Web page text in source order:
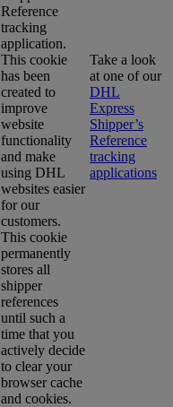
Reference
tracking
application.
This cookie
has been
created to
improve
website
functionality
and make
using DHL
websites easier
for our
customers.
This cookie
permanently
stores all
shipper
references
until such a
time that you
actively decide
to clear your
browser cache
and cookies.
Take a look
at one of our
DHL
Express
Shipper’s
Reference
tracking
applications